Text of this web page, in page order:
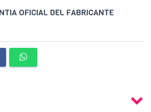
OFICIAL DEL FABRICANTE